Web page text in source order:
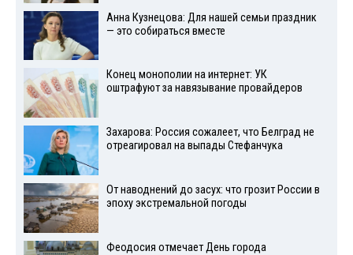
Анна Кузнецова: Для нашей семьи праздник
— это собираться вместе
Конец монополии на интернет: УК
оштрафуют за навязывание провайдеров
Захарова: Россия сожалеет, что Белград не
отреагировал на выпады Стефанчука
От наводнений до засух: что грозит России в
эпоху экстремальной погоды
Феодосия отмечает День города